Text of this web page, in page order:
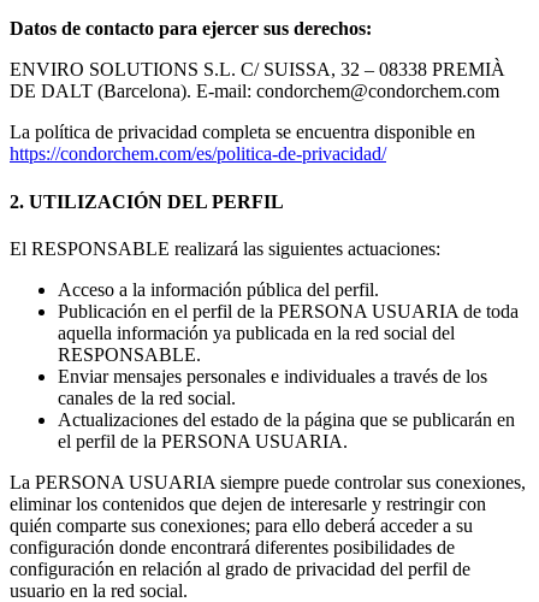
Datos de contacto para ejercer sus derechos:
ENVIRO SOLUTIONS S.L. C/ SUISSA, 32 – 08338 PREMIÀ
DE DALT (Barcelona). E-mail: condorchem@condorchem.com
La política de privacidad completa se encuentra disponible en
https://condorchem.com/es/politica-de-privacidad/
2. UTILIZACIÓN DEL PERFIL
El RESPONSABLE realizará las siguientes actuaciones:
Acceso a la información pública del perfil.
Publicación en el perfil de la PERSONA USUARIA de toda
aquella información ya publicada en la red social del
RESPONSABLE.
Enviar mensajes personales e individuales a través de los
canales de la red social.
Actualizaciones del estado de la página que se publicarán en
el perfil de la PERSONA USUARIA.
La PERSONA USUARIA siempre puede controlar sus conexiones,
eliminar los contenidos que dejen de interesarle y restringir con
quién comparte sus conexiones; para ello deberá acceder a su
configuración donde encontrará diferentes posibilidades de
configuración en relación al grado de privacidad del perfil de
usuario en la red social.